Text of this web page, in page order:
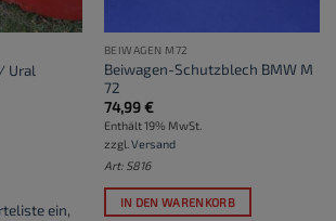
Ural
ein,
BEIWAGEN M72
Beiwagen-Schutzblech BMW M
72
74,99€
Enthält 19% MwSt.
zzgl. Versand
Art: S816
IN DEN WARENKORB